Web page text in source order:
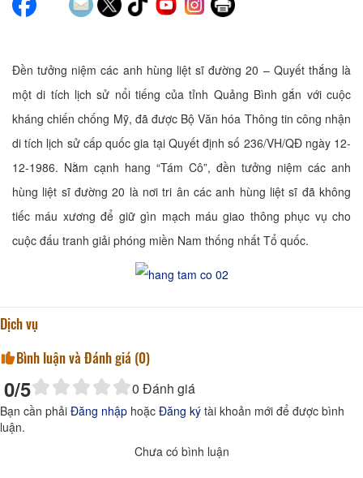
Đền tưởng niệm các anh hùng liệt sĩ đường 20 – Quyết thắng là
một di tích lịch sử nổi tiếng của tỉnh Quảng Bình gắn với cuộc
kháng chiến chống Mỹ, đã được Bộ Văn hóa Thông tin công nhận
di tích lịch sử cấp quốc gia tại Quyết định số 236/VH/QĐ ngày 12-
12-1986. Nằm cạnh hang “Tám Cô”, đền tưởng niệm các anh
hùng liệt sĩ đường 20 là nơi tri ân các anh hùng liệt sĩ đã không
tiếc máu xương để giữ gìn mạch máu giao thông phục vụ cho
cuộc đấu tranh giải phóng miền Nam thống nhất Tổ quốc.
Dịch vụ
Bình luận và Đánh giá (0)
0/5 0 Đánh giá
Bạn cần phải Đăng nhập hoặc Đăng ký tài khoản mới để được bình
luận.
Chưa có bình luận